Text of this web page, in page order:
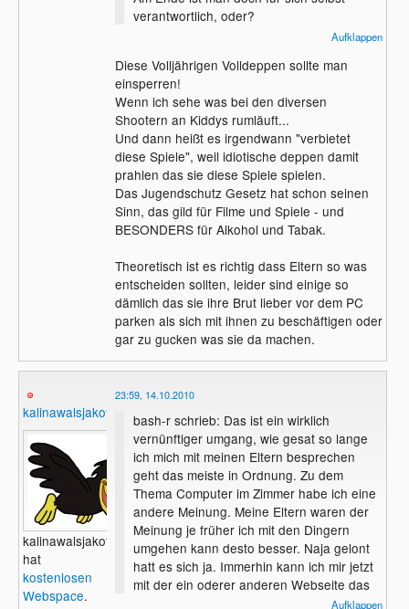
verantwortlich, oder?
Die Polizei wird doch kaum ne
Hausdurchsuchung machen und
irgendwelche Spiele finden und dich
"verurteilen".... ODER?
MFG
Till
Aufklappen
Diese Volljährigen Volldeppen sollte man
einsperren!
Wenn ich sehe was bei den diversen
Shootern an Kiddys rumläuft...
Und dann heißt es irgendwann "verbietet
diese Spiele", weil idiotische deppen damit
prahlen das sie diese Spiele spielen.
Das Jugendschutz Gesetz hat schon seinen
Sinn, das gild für Filme und Spiele - und
BESONDERS für Alkohol und Tabak.
Theoretisch ist es richtig dass Eltern so was
entscheiden sollten, leider sind einige so
dämlich das sie ihre Brut lieber vor dem PC
parken als sich mit ihnen zu beschäftigen oder
gar zu gucken was sie da machen.
kalinawalsjakoff
kalinawalsjakoff
hat
kostenlosen
Webspace.
23:59, 14.10.2010
bash-r schrieb: Das ist ein wirklich
vernünftiger umgang, wie gesat so lange
ich mich mit meinen Eltern besprechen
geht das meiste in Ordnung. Zu dem
Thema Computer im Zimmer habe ich eine
andere Meinung. Meine Eltern waren der
Meinung je früher ich mit den Dingern
umgehen kann desto besser. Naja gelont
hatt es sich ja. Immerhin kann ich mir jetzt
mit der ein oderer anderen Webseite das
Taschengeld aufbessern.WarscheinlichAufklappen